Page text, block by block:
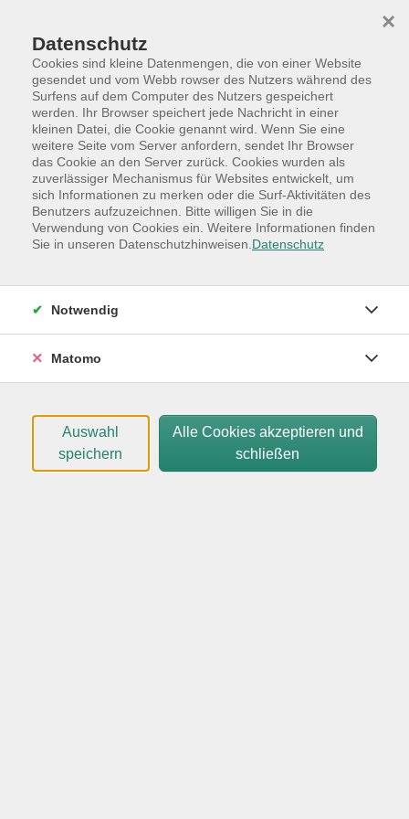
Kürzlich aktualisierte Seiten
Datenschutz
Cookies sind kleine Datenmengen, die von einer Website
gesendet und vom Webb rowser des Nutzers während des
Surfens auf dem Computer des Nutzers gespeichert
werden. Ihr Browser speichert jede Nachricht in einer
kleinen Datei, die Cookie genannt wird. Wenn Sie eine
weitere Seite vom Server anfordern, sendet Ihr Browser
das Cookie an den Server zurück. Cookies wurden als
zuverlässiger Mechanismus für Websites entwickelt, um
sich Informationen zu merken oder die Surf-Aktivitäten des
Benutzers aufzuzeichnen. Bitte willigen Sie in die
Verwendung von Cookies ein. Weitere Informationen finden
Sie in unseren Datenschutzhinweisen. Datenschutz
×
Notwendig
Matomo
Auswahl
speichern
Alle Cookies akzeptieren und
schließen